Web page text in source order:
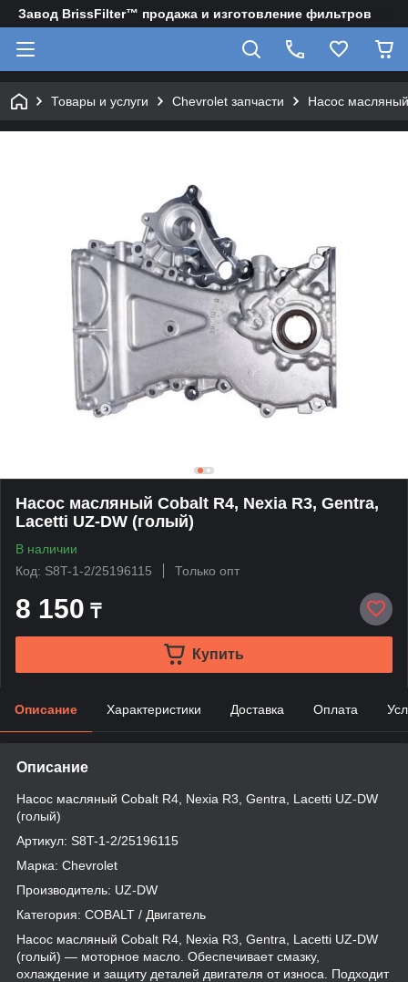
Завод BrissFilter™ продажа и изготовление фильтров
Товары и услуги Chevrolet запчасти Насос
Насос масляный Cobalt R4, Nexia R3, Gentra,
Lacetti UZ-DW (голый)
В наличии
Код: S8T-1-2/25196115
Только опт
8 150 ₸
Купить
Описание Характеристики Доставка Оплата
Описание
Насос масляный Cobalt R4, Nexia R3, Gentra, Lacetti UZ-DW
(голый)
Артикул: S8T-1-2/25196115
Марка: Chevrolet
Производитель: UZ-DW
Категория: COBALT / Двигатель
Насос масляный Cobalt R4, Nexia R3, Gentra, Lacetti UZ-DW
(голый) — моторное масло. Обеспечивает смазку,
охлаждение и защиту деталей двигателя от износа. Подходит